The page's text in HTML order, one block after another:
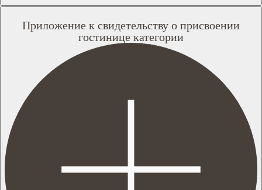
Приложение к свидетельству о присвоении
гостинице категории